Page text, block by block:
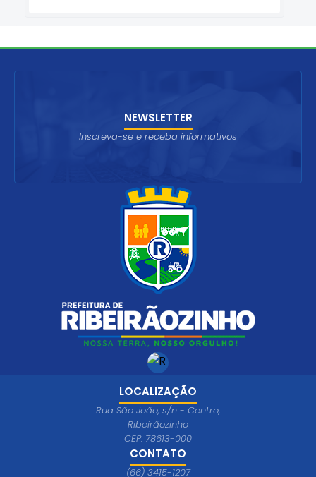
LOCALIZAÇÃO
Rua São João, s/n - Centro,
Ribeirãozinho
CEP: 78613-000
CONTATO
(66) 3415-1207
NEWSLETTER
Inscreva-se e receba informativos